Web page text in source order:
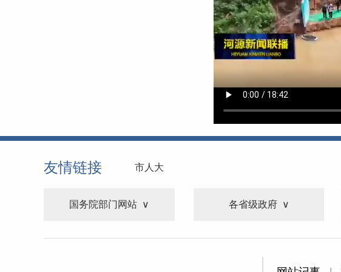
友情链接 市人大
国务院部门网站 各省级政府